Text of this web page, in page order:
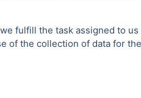
fulfill the task assigned to us
of the collection of data for